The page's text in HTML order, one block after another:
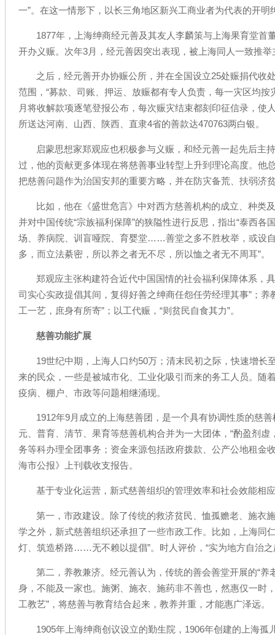
一”。在这一情形下，以长三角地区新兴工商业者为代表的开
1877年，上海绅商经元善及其友人李麟策与上海果育堂首
开办义赈。次年3月，经元善因突出表现，被上海同人一致推
之后，经元善开办协赈公所，并在全国设立25处赈捐代收
范围，“募款、司账、押运、放赈都有专人负责，每一灾区均
月将收解款项逐笔登报公布，每次赈灾结束都刻印征信录，使
所送达河南、山西、陕西、直隶4省的善款达470763两白银。
启蒙思想家郑观应也积极参与义赈，和经元善一起先后主
过，他的贡献更多体现在将慈善事业转型上升到理论高度。他
把慈善问题作为治国安邦的重要方略，并在防灾备荒、扶弱济
比如，他在《盛世危言》中对西方慈善机构的成立、种类
并对中国传统“宗族福利保障”的狭隘性进行反思，指出“泰西各
场、养病院、训盲哑院、育婴堂……善堂之多不胜枚举，或设
多，而立法綦密，所以养之者无不尽，所以恤之者无不周耳”。
郑观应主张构建符合近代中国国情的社会福利保障体系，
司实心实政提倡其间，复得好善之绅商任怨任劳经理其事”；养
工一艺，庶身有所寄”；以工代赈，“则贫民自食其力”。
慈善功能扩展
19世纪中期，上海人口约50万；清末民初之际，快速增长
来的民众，一些是被城市化、工业化吸引而来的务工人员。随
疫病、棚户、市政等问题相继涌现。
1912年9月成立的上海慈善团，是一个具有协调性质的慈
元、普育、清节、果育等慈善机构合并为一大团体，“酌盈剂虚
务等科办理全团事务；资金来源包括政府拨款、公产公地租金
海市公报》上刊载收支报告。
基于专业化运营，新式慈善组织的管理效率和社会效能相
第一，市政建设。除了传统的救济贫民、恤孤赡老、施衣
学之外，新式慈善组织还承担了一些市政工作。比如，上海同
灯、筑造桥路……无不赖以提倡”。时人评价，“实为地方自治之
第二，养教兼济。经元善认为，传统的善会善堂开展的“
身，不能及一家也。施粥、施衣、施药非不善也，然惠仅一时
工教艺”，将慈善与教育结合起来，教养并重，才能惠广泽远。
1905年上海绅商创议设立的勤生院，1906年创建的上海孤